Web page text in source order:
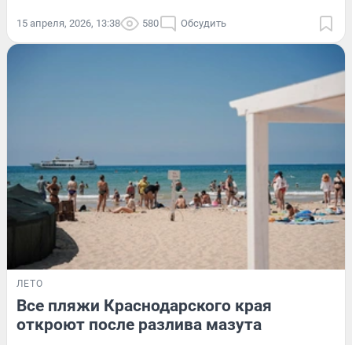
15 апреля, 2026, 13:38 580 Обсудить
ЛЕТО
Все пляжи Краснодарского края
откроют после разлива мазута